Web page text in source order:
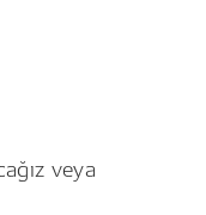
veya